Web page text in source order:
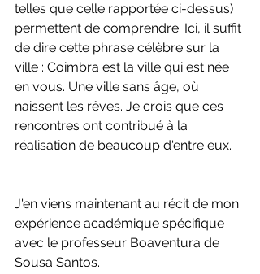
telles que celle rapportée ci-dessus)
permettent de comprendre. Ici, il suffit
de dire cette phrase célèbre sur la
ville : Coimbra est la ville qui est née
en vous. Une ville sans âge, où
naissent les rêves. Je crois que ces
rencontres ont contribué à la
réalisation de beaucoup d'entre eux.
J'en viens maintenant au récit de mon
expérience académique spécifique
avec le professeur Boaventura de
Sousa Santos.